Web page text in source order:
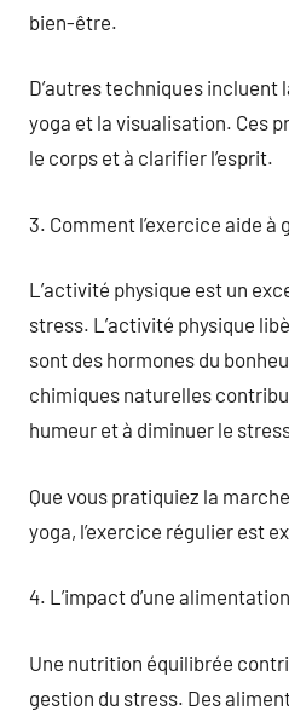
bien-être.
D’autres techniques incluent
yoga et la visualisation. Ces
le corps et à clarifier l’esprit.
3. Comment l’exercice aide à
L’activité physique est un
stress. L’activité physique
sont des hormones du
chimiques naturelles
humeur et à diminuer le
Que vous pratiquiez la
yoga, l’exercice régulier est
4. L’impact d’une
Une nutrition équilibrée
gestion du stress. Des